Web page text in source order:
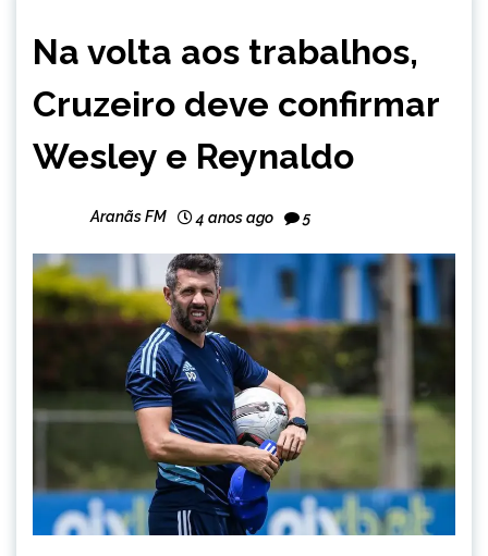
NOTÍCIAS
Na volta aos trabalhos,
Cruzeiro deve confirmar
Wesley e Reynaldo
Aranãs FM 4 anos ago 5